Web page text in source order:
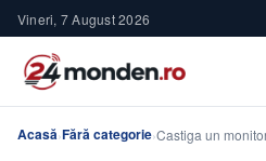
Vineri, 7 August 2026
Acasă›Fără categorie›Castiga un